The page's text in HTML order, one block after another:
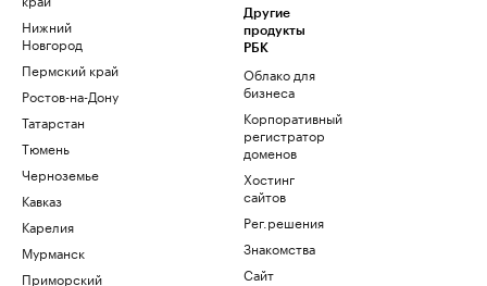
Нижний
Новгород
Пермский край
Ростов-на-Дону
Татарстан
Тюмень
Черноземье
Кавказ
Карелия
Мурманск
Приморский
Другие
продукты
РБК
Облако для
бизнеса
Корпоративный
регистратор
доменов
Хостинг
сайтов
Рег.решения
Знакомства
Сайт